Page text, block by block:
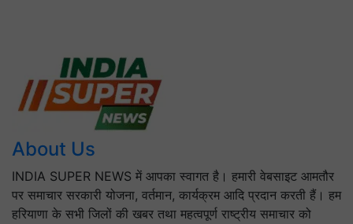
About Us
INDIA SUPER NEWS में आपका स्वागत है। हमारी वेबसाइट आमतौर
पर समाचार सरकारी योजना, वर्तमान, कार्यक्रम आदि प्रदान करती हैं। हम
हरियाणा के सभी जिलों की खबर तथा महत्वपूर्ण राष्ट्रीय समाचार को